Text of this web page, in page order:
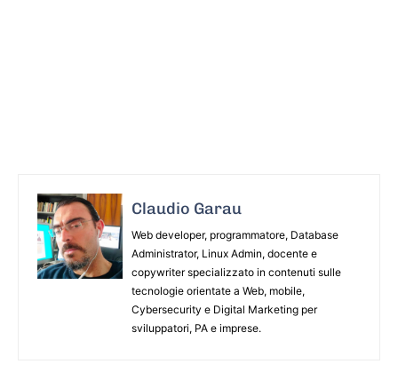
Claudio Garau
Web developer, programmatore, Database
Administrator, Linux Admin, docente e
copywriter specializzato in contenuti sulle
tecnologie orientate a Web, mobile,
Cybersecurity e Digital Marketing per
sviluppatori, PA e imprese.